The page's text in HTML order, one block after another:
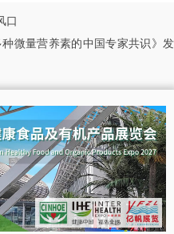
口
微量营养素的中国专家共识》发